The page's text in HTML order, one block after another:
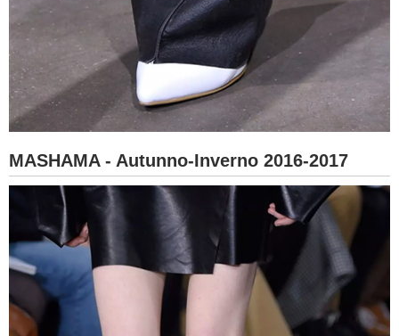
MASHAMA - Autunno-Inverno 2016-2017